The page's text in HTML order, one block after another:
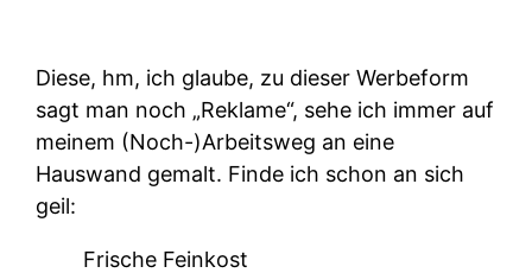
Diese, hm, ich glaube, zu dieser Werbeform
sagt man noch „Reklame“, sehe ich immer auf
meinem (Noch-)Arbeitsweg an eine
Hauswand gemalt. Finde ich schon an sich
geil:
Frische Feinkost